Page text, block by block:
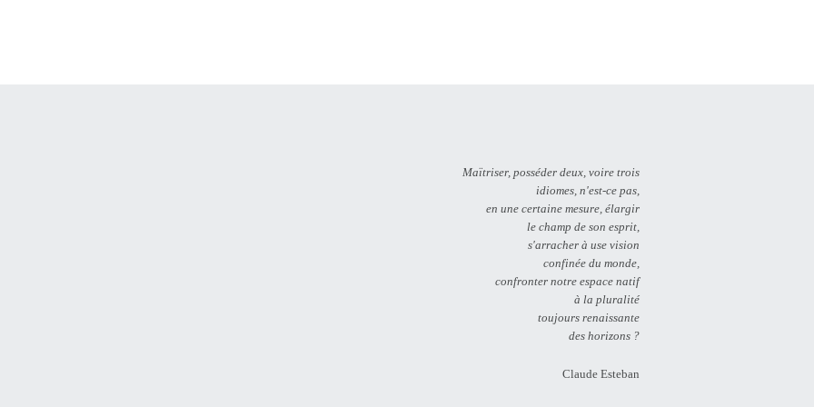
Maïtriser, posséder deux, voire trois
idiomes, n'est-ce pas,
en une certaine mesure, élargir
le champ de son esprit,
s'arracher à use vision
confinée du monde,
confronter notre espace natif
à la pluralité
toujours renaissante
des horizons ?
Claude Esteban